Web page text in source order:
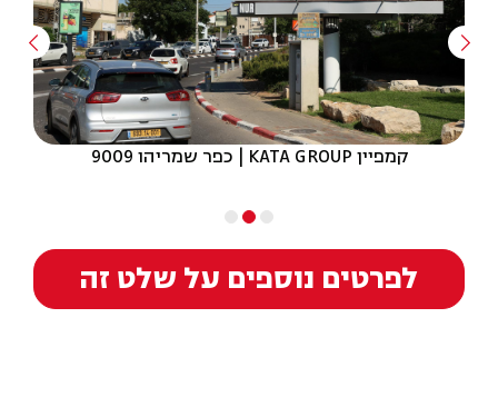
קמפיין KATA GROUP | כפר שמריהו 9009
לפרטים נוספים על שלט זה